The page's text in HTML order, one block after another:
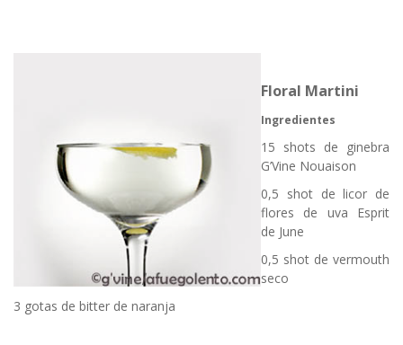
Floral Martini
Ingredientes
15 shots de ginebra
G’Vine Nouaison
0,5 shot de licor de
flores de uva Esprit
de June
0,5 shot de vermouth
seco
3 gotas de bitter de naranja